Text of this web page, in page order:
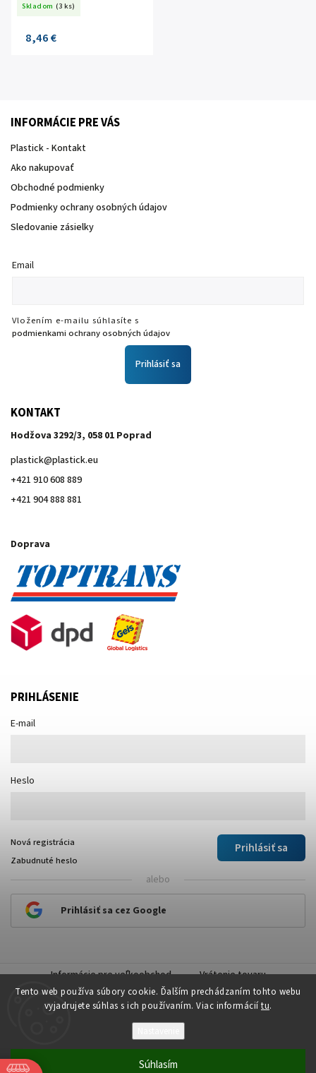
Tento web používa súbory cookie. Ďalším prechádzaním tohto webu
vyjadrujete súhlas s ich používaním. Viac informácií tu.
Súhlasím
Skladom (3 ks)
8,46 €
INFORMÁCIE PRE VÁS
Plastick - Kontakt
Ako nakupovať
Obchodné podmienky
Podmienky ochrany osobných údajov
Sledovanie zásielky
Email
Vložením e-mailu súhlasíte s
podmienkami ochrany osobných údajov
Prihlásiť sa
KONTAKT
Hodžova 3292/3, 058 01 Poprad
plastick@plastick.eu
+421 910 608 889
+421 904 888 881
Doprava
PRIHLÁSENIE
E-mail
Heslo
Prihlásiť sa
Nová registrácia
Zabudnuté heslo
alebo
Prihlásiť sa cez Google
Informácie pre veľkoobchod Vrátenie tovaru
Plastick. Všetky práva vyhradené.